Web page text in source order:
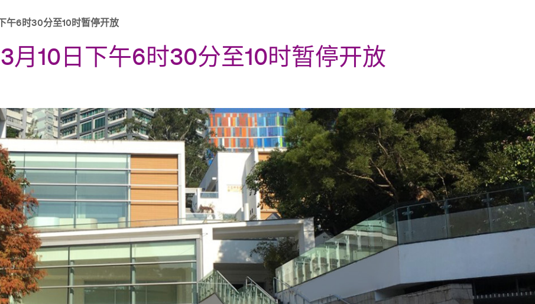
午6时30分至10时暂停开放
月10日下午6时30分至10时暂停开放